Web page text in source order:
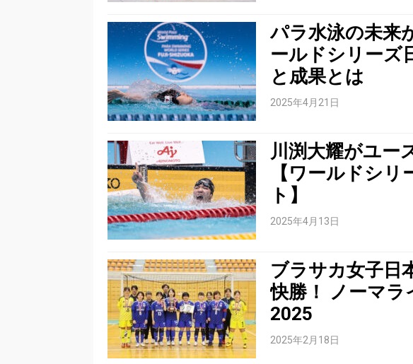
パラ水泳の未来
ールドシリーズ
と成果とは
2025年4月21日
川渕大耀がユー
【ワールドシ
ト】
2025年4月13日
ブラサカ女子日
快勝！ ノーマ
2025
2025年2月18日